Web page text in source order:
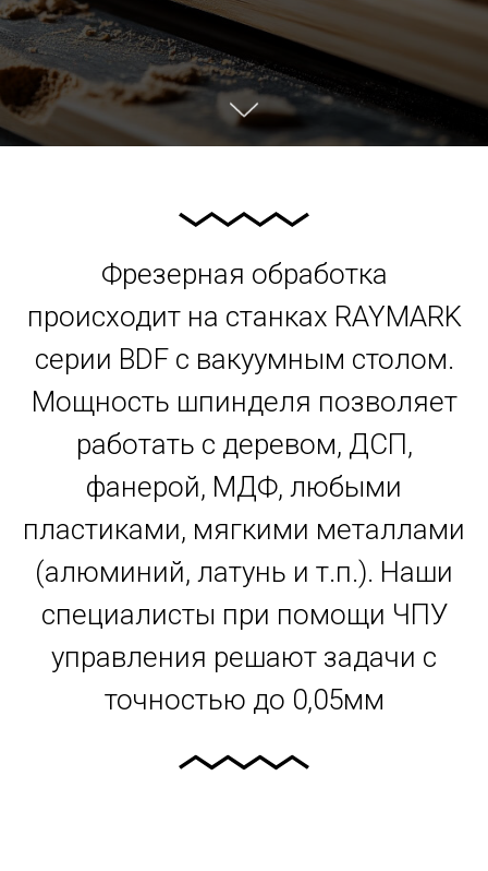
Фрезерная обработка
происходит на станках RAYMARK
серии BDF с вакуумным столом.
Мощность шпинделя позволяет
работать с деревом, ДСП,
фанерой, МДФ, любыми
пластиками, мягкими металлами
(алюминий, латунь и т.п.). Наши
специалисты при помощи ЧПУ
управления решают задачи с
точностью до 0,05мм